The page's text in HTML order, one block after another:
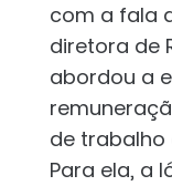
com a fala
diretora de
abordou a
de trabalho
Para ela, a